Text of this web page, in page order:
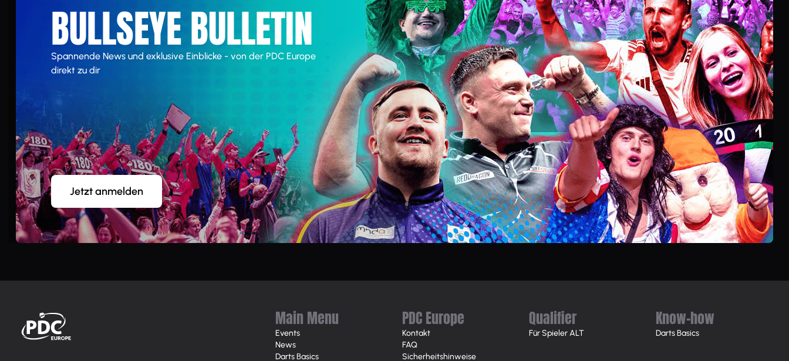
BULLSEYE BULLETIN
Spannende News und exklusive Einblicke - von der PDC Europe
direkt zu dir
Jetzt anmelden
Main Menu
Events
News
Darts Basics
PDC Europe
Kontakt
FAQ
Sicherheitshinweise
Qualifier
Für Spieler ALT
Know-how
Darts Basics